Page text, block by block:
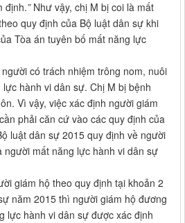
định.” Như vậy, chị M bị coi là mất
quy định của Bộ luật dân sự khi
Tòa án tuyên bố mất năng lực
có trách nhiệm trông nom, nuôi
hành vi dân sự. Chị M bị bệnh
Vì vậy, việc xác định người giám
phải căn cứ vào các quy định của
luật dân sự 2015 quy định về người
người mất năng lực hành vi dân sự
giám hộ theo quy định tại khoản 2
năm 2015 thì người giám hộ đương
lực hành vi dân sự được xác định